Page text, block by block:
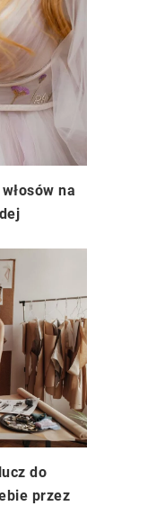
na
do
przez